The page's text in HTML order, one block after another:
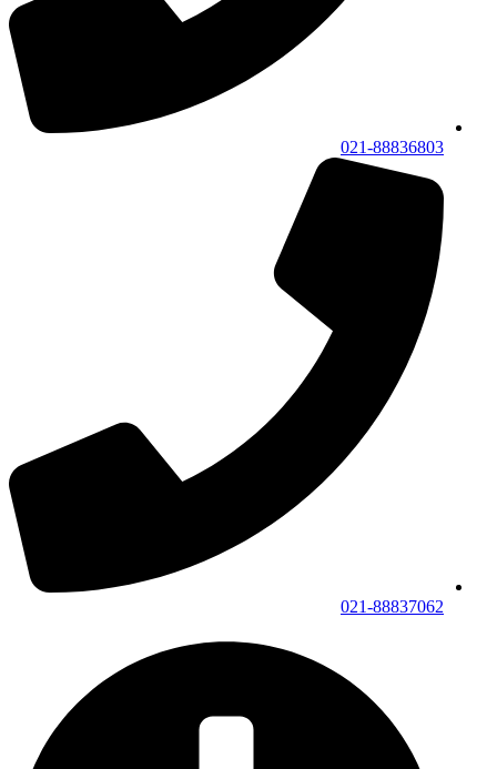
021-88836803
021-88837062